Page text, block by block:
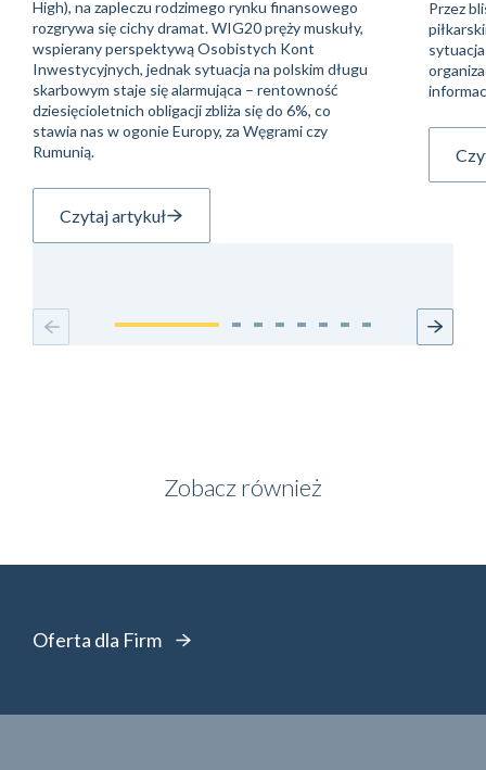
High), na zapleczu rodzimego rynku finansowego
rozgrywa się cichy dramat. WIG20 pręży muskuły,
wspierany perspektywą Osobistych Kont
Inwestycyjnych, jednak sytuacja na polskim długu
skarbowym staje się alarmująca – rentowność
dziesięcioletnich obligacji zbliża się do 6%, co
stawia nas w ogonie Europy, za Węgrami czy
Rumunią.
Czytaj artykuł
Przez
Zobacz również
Oferta dla Firm